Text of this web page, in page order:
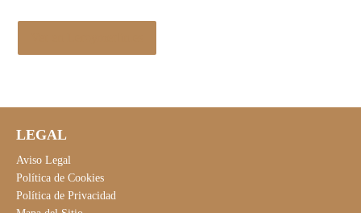
LEGAL
Aviso Legal
Política de Cookies
Política de Privacidad